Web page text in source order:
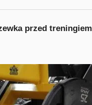
przed treningiem